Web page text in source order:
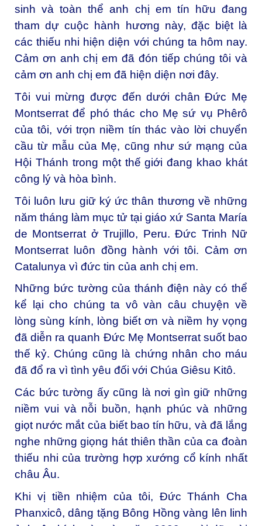
sinh và toàn thể anh chị em tín hữu đang
tham dự cuộc hành hương này, đặc biệt là
các thiếu nhi hiện diện với chúng ta hôm nay.
Cảm ơn anh chị em đã đón tiếp chúng tôi và
cảm ơn anh chị em đã hiện diện nơi đây.
Tôi vui mừng được đến dưới chân Đức Mẹ
Montserrat để phó thác cho Mẹ sứ vụ Phêrô
của tôi, với trọn niềm tín thác vào lời chuyển
cầu từ mẫu của Mẹ, cũng như sứ mạng của
Hội Thánh trong một thế giới đang khao khát
công lý và hòa bình.
Tôi luôn lưu giữ ký ức thân thương về những
năm tháng làm mục tử tại giáo xứ Santa María
de Montserrat ở Trujillo, Peru. Đức Trinh Nữ
Montserrat luôn đồng hành với tôi. Cảm ơn
Catalunya vì đức tin của anh chị em.
Những bức tường của thánh điện này có thể
kể lại cho chúng ta vô vàn câu chuyện về
lòng sùng kính, lòng biết ơn và niềm hy vọng
đã diễn ra quanh Đức Mẹ Montserrat suốt bao
thế kỷ. Chúng cũng là chứng nhân cho máu
đã đổ ra vì tình yêu đối với Chúa Giêsu Kitô.
Các bức tường ấy cũng là nơi gìn giữ những
niềm vui và nỗi buồn, hạnh phúc và những
giọt nước mắt của biết bao tín hữu, và đã lắng
nghe những giọng hát thiên thần của ca đoàn
thiếu nhi của trường hợp xướng cổ kính nhất
châu Âu.
Khi vị tiền nhiệm của tôi, Đức Thánh Cha
Phanxicô, dâng tặng Bông Hồng vàng lên linh